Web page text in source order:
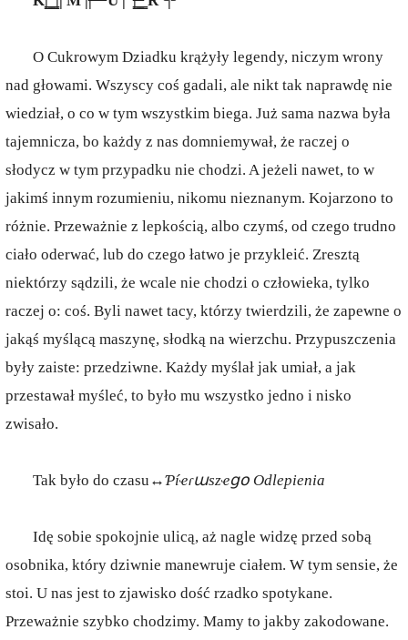
O Cukrowym Dziadku krążyły legendy, niczym wrony
nad głowami. Wszyscy coś gadali, ale nikt tak naprawdę nie
wiedział, o co w tym wszystkim biega. Już sama nazwa była
tajemnicza, bo każdy z nas domniemywał, że raczej o
słodycz w tym przypadku nie chodzi. A jeżeli nawet, to w
jakimś innym rozumieniu, nikomu nieznanym. Kojarzono to
różnie. Przeważnie z lepkością, albo czymś, od czego trudno
ciało oderwać, lub do czego łatwo je przykleić. Zresztą
niektórzy sądzili, że wcale nie chodzi o człowieka, tylko
raczej o: coś. Byli nawet tacy, którzy twierdzili, że zapewne o
jakąś myślącą maszynę, słodką na wierzchu. Przypuszczenia
były zaiste: przedziwne. Każdy myślał jak umiał, a jak
przestawał myśleć, to było mu wszystko jedno i nisko
zwisało.
Tak było do czasu↔Ƥíҽɾաszҽցօ Odlepienia
Idę sobie spokojnie ulicą, aż nagle widzę przed sobą
osobnika, który dziwnie manewruje ciałem. W tym sensie, że
stoi. U nas jest to zjawisko dość rzadko spotykane.
Przeważnie szybko chodzimy. Mamy to jakby zakodowane.